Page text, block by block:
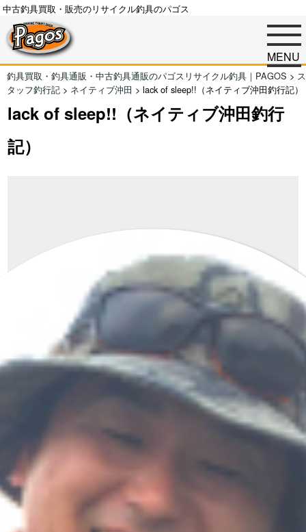
中古釣具買取・販売のリサイクル釣具のパゴス
MENU
釣具買取・釣具通販・中古釣具通販のパゴスリサイクル釣具｜PAGOS > ス
タッフ釣行記 > ネイティブ沖田 > lack of sleep!!（ネイティブ沖田釣行記）
lack of sleep!!（ネイティブ沖田釣行
記）